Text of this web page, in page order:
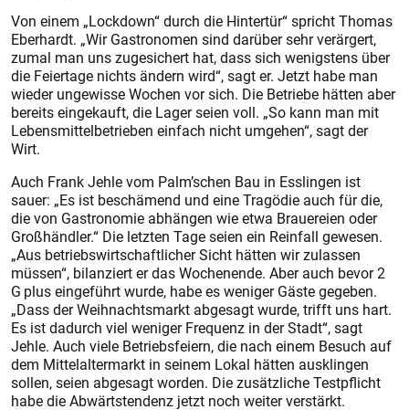
Von einem „Lockdown“ durch die Hintertür“ spricht Thomas
Eberhardt. „Wir Gastronomen sind darüber sehr verärgert,
zumal man uns zugesichert hat, dass sich wenigstens über
die Feiertage nichts ändern wird“, sagt er. Jetzt habe man
wieder ungewisse Wochen vor sich. Die Betriebe hätten aber
bereits eingekauft, die Lager seien voll. „So kann man mit
Lebensmittelbetrieben einfach nicht umgehen“, sagt der
Wirt.
Auch Frank Jehle vom Palm’schen Bau in Esslingen ist
sauer: „Es ist beschämend und eine Tragödie auch für die,
die von Gastronomie abhängen wie etwa Brauereien oder
Großhändler.“ Die letzten Tage seien ein Reinfall gewesen.
„Aus betriebswirtschaftlicher Sicht hätten wir zulassen
müssen“, bilanziert er das Wochenende. Aber auch bevor 2
G plus eingeführt wurde, habe es weniger Gäste gegeben.
„Dass der Weihnachtsmarkt abgesagt wurde, trifft uns hart.
Es ist dadurch viel weniger Frequenz in der Stadt“, sagt
Jehle. Auch viele Betriebsfeiern, die nach einem Besuch auf
dem Mittelaltermarkt in seinem Lokal hätten ausklingen
sollen, seien abgesagt worden. Die zusätzliche Testpflicht
habe die Abwärtstendenz jetzt noch weiter verstärkt.